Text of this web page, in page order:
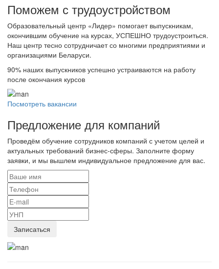
Поможем с трудоустройcтвом
Образовательный центр «Лидер» помогает выпускникам,
окончившим обучение на курсах, УСПЕШНО трудоустроиться.
Наш центр тесно сотрудничает со многими предприятиями и
организациями Беларуси.
90% наших выпускников успешно устраиваются на работу
после окончания курсов
Посмотреть вакансии
Предложение для компаний
Проведём обучение сотрудников компаний с учетом целей и
актуальных требований бизнес-сферы. Заполните форму
заявки, и мы вышлем индивидуальное предложение для вас.